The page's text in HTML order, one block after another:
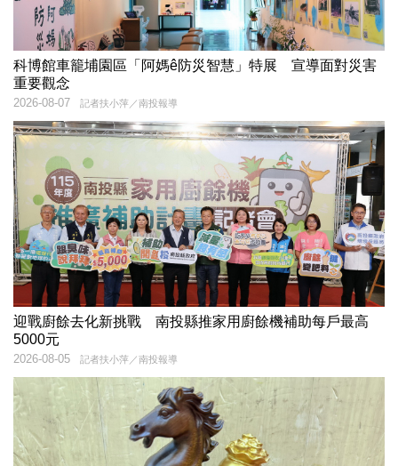
科博館車籠埔園區「阿媽ê防災智慧」特展 宣導面對災害
重要觀念
記者扶小萍／南投報導
2026-08-07
迎戰廚餘去化新挑戰 南投縣推家用廚餘機補助每戶最高
5000元
記者扶小萍／南投報導
2026-08-05